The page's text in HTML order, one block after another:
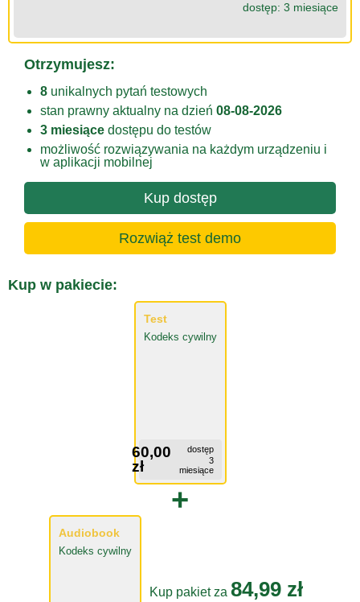
dostęp: 3 miesiące
Otrzymujesz:
8 unikalnych pytań testowych
stan prawny aktualny na dzień 08-08-2026
3 miesiące dostępu do testów
możliwość rozwiązywania na każdym urządzeniu i
w aplikacji mobilnej
Kup dostęp
Rozwiąż test demo
Kup w pakiecie:
Test
Kodeks cywilny
60,00
zł
dostęp
3
miesiące
+
Audiobook
Kodeks cywilny
Kup pakiet za 84,99 zł